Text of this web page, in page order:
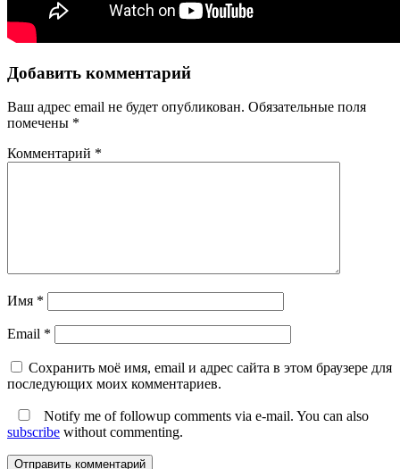
Добавить комментарий
Ваш адрес email не будет опубликован. Обязательные поля
помечены *
Комментарий *
Имя *
Email *
Сохранить моё имя, email и адрес сайта в этом браузере для
последующих моих комментариев.
Notify me of followup comments via e-mail. You can also
subscribe without commenting.